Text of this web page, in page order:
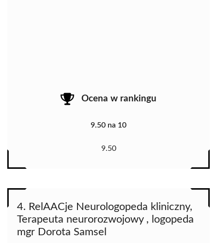
Ocena w rankingu
9.50 na 10
9.50
4. RelAACje Neurologopeda kliniczny,
Terapeuta neurorozwojowy , logopeda
mgr Dorota Samsel